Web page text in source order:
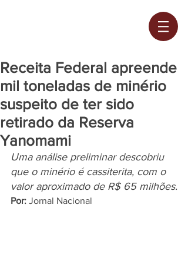
Receita Federal apreende
mil toneladas de minério
suspeito de ter sido
retirado da Reserva
Yanomami
Uma análise preliminar descobriu
que o minério é cassiterita, com o
valor aproximado de R$ 65 milhões.
Por: Jornal Nacional